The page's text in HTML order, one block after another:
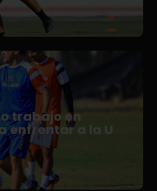
trabajo en
enfrentar a la U